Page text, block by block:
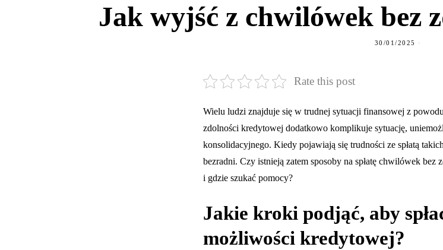
Jak wyjść z chwilówek bez
30/01/2025
Rate this post
Wielu ludzi znajduje się w trudnej sytuacji finansowej z
zdolności kredytowej dodatkowo komplikuje sytuację,
konsolidacyjnego. Kiedy pojawiają się trudności ze spłatą
bezradni. Czy istnieją zatem sposoby na spłatę chwilówek
i gdzie szukać pomocy?
Jakie kroki podjąć, aby
możliwości kredytowej?